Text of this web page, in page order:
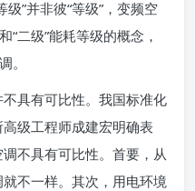
”并非彼“等级”，变频空
“二级”能耗等级的概念，
。
具有可比性。我国标准化
级工程师成建宏明确表
不具有可比性。首要，从
不一样。其次，用电环境